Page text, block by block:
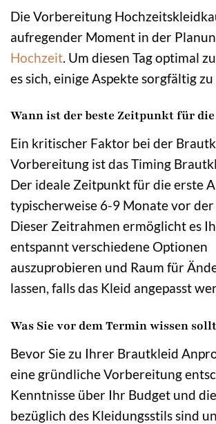
Die Vorbereitung
aufregender Moment in der
Hochzeit . Um diesen Tag optimal
es sich, einige Aspekte sorgfältig zu
Wann ist der beste Zeitpunkt für
Ein kritischer Faktor bei der
Vorbereitung ist das Timing
Der ideale Zeitpunkt für die erste
typischerweise 6-9 Monate vor
Dieser Zeitrahmen ermöglicht es
entspannt verschiedene Optionen
auszuprobieren und Raum für
lassen, falls das Kleid angepasst
Was Sie vor dem Termin wissen
Bevor Sie zu Ihrer Brautkleid
eine gründliche Vorbereitung
Kenntnisse über Ihr Budget und
bezüglich des Kleidungsstils sind